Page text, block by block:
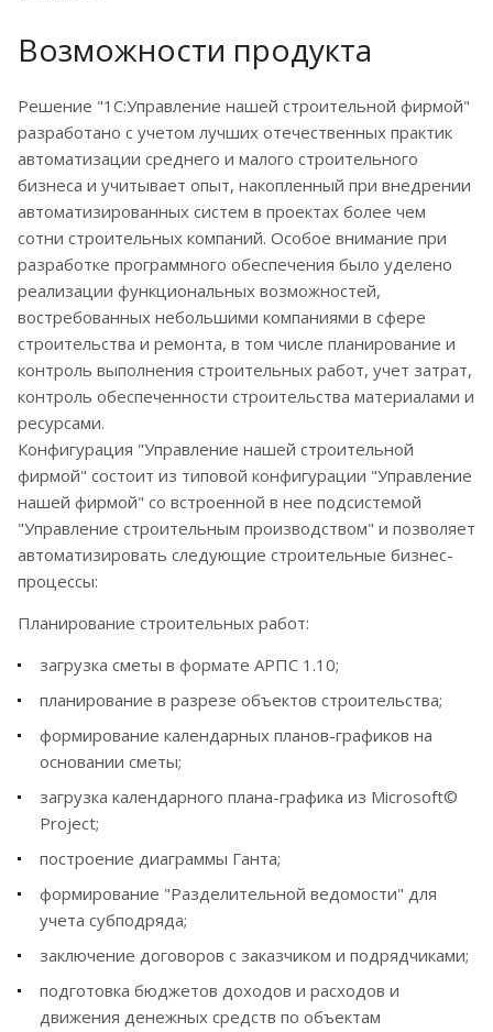
Возможности продукта
Решение "1С:Управление нашей строительной фирмой"
разработано с учетом лучших отечественных практик
автоматизации среднего и малого строительного
бизнеса и учитывает опыт, накопленный при внедрении
автоматизированных систем в проектах более чем
сотни строительных компаний. Особое внимание при
разработке программного обеспечения было уделено
реализации функциональных возможностей,
востребованных небольшими компаниями в сфере
строительства и ремонта, в том числе планирование и
контроль выполнения строительных работ, учет затрат,
контроль обеспеченности строительства материалами и
ресурсами.
Конфигурация "Управление нашей строительной
фирмой" состоит из типовой конфигурации "Управление
нашей фирмой" со встроенной в нее подсистемой
"Управление строительным производством" и позволяет
автоматизировать следующие строительные бизнес-
процессы:
Планирование строительных работ:
загрузка сметы в формате АРПС 1.10;
планирование в разрезе объектов строительства;
формирование календарных планов-графиков на
основании сметы;
загрузка календарного плана-графика из Microsoft©
Project;
построение диаграммы Ганта;
формирование "Разделительной ведомости" для
учета субподряда;
заключение договоров с заказчиком и подрядчиками;
подготовка бюджетов доходов и расходов и
движения денежных средств по объектам